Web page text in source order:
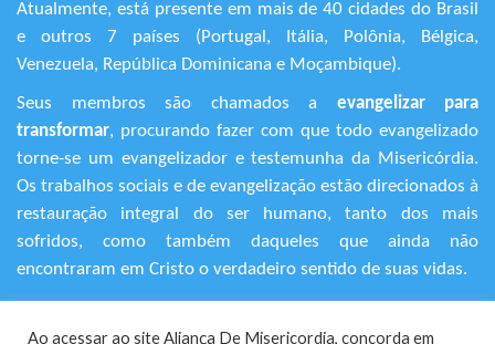
Atualmente, está presente em mais de 40 cidades do Brasil
e outros 7 países (Portugal, Itália, Polônia, Bélgica,
Venezuela, República Dominicana e Moçambique).
Seus membros são chamados a evangelizar para
transformar, procurando fazer com que todo evangelizado
torne-se um evangelizador e testemunha da Misericórdia.
Os trabalhos sociais e de evangelização estão direcionados à
restauração integral do ser humano, tanto dos mais
sofridos, como também daqueles que ainda não
encontraram em Cristo o verdadeiro sentido de suas vidas.
Ao acessar ao site Aliança De Misericordia, concorda em